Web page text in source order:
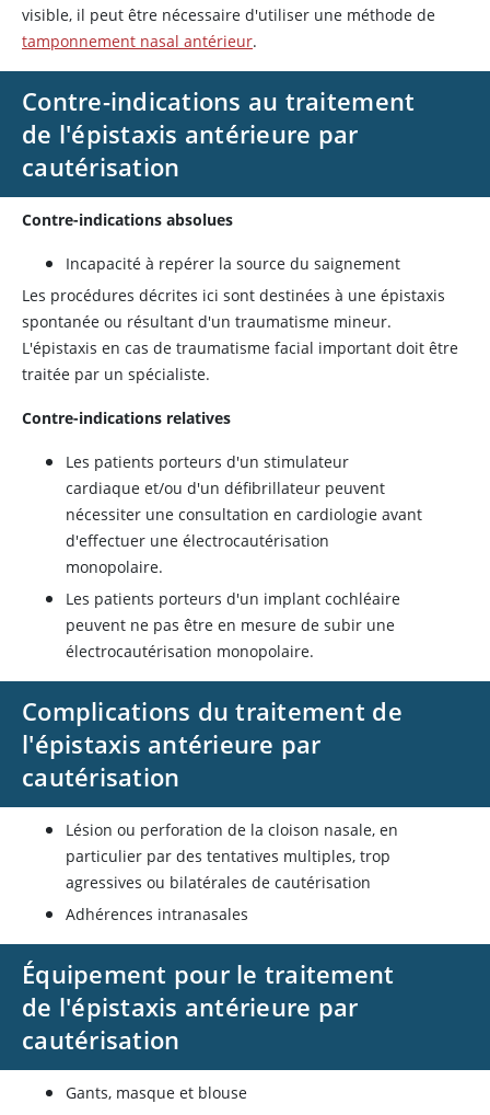
visible, il peut être nécessaire d'utiliser une méthode de
tamponnement nasal antérieur.
Contre-indications au traitement
de l'épistaxis antérieure par
cautérisation
Contre-indications absolues
Incapacité à repérer la source du saignement
Les procédures décrites ici sont destinées à une épistaxis
spontanée ou résultant d'un traumatisme mineur.
L'épistaxis en cas de traumatisme facial important doit être
traitée par un spécialiste.
Contre-indications relatives
Les patients porteurs d'un stimulateur
cardiaque et/ou d'un défibrillateur peuvent
nécessiter une consultation en cardiologie avant
d'effectuer une électrocautérisation
monopolaire.
Les patients porteurs d'un implant cochléaire
peuvent ne pas être en mesure de subir une
électrocautérisation monopolaire.
Complications du traitement de
l'épistaxis antérieure par
cautérisation
Lésion ou perforation de la cloison nasale, en
particulier par des tentatives multiples, trop
agressives ou bilatérales de cautérisation
Adhérences intranasales
Équipement pour le traitement
de l'épistaxis antérieure par
cautérisation
Gants, masque et blouse